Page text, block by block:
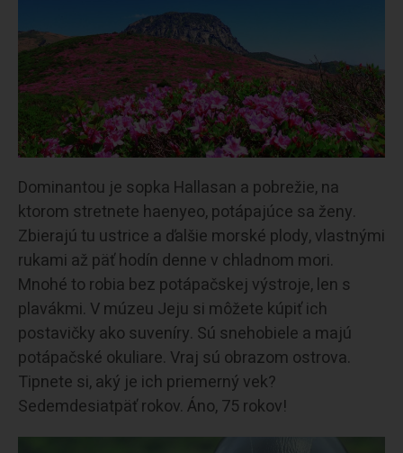
Dominantou je sopka Hallasan a pobrežie, na
ktorom stretnete haenyeo, potápajúce sa ženy.
Zbierajú tu ustrice a ďalšie morské plody, vlastnými
rukami až päť hodín denne v chladnom mori.
Mnohé to robia bez potápačskej výstroje, len s
plavákmi. V múzeu Jeju si môžete kúpiť ich
postavičky ako suveníry. Sú snehobiele a majú
potápačské okuliare. Vraj sú obrazom ostrova.
Tipnete si, aký je ich priemerný vek?
Sedemdesiatpäť rokov. Áno, 75 rokov!